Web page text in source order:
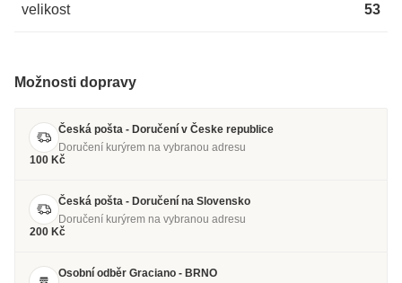
velikost 53
Možnosti dopravy
Česká pošta - Doručení v Česke republice
Doručení kurýrem na vybranou adresu
100 Kč
Česká pošta - Doručení na Slovensko
Doručení kurýrem na vybranou adresu
200 Kč
Osobní odběr Graciano - BRNO